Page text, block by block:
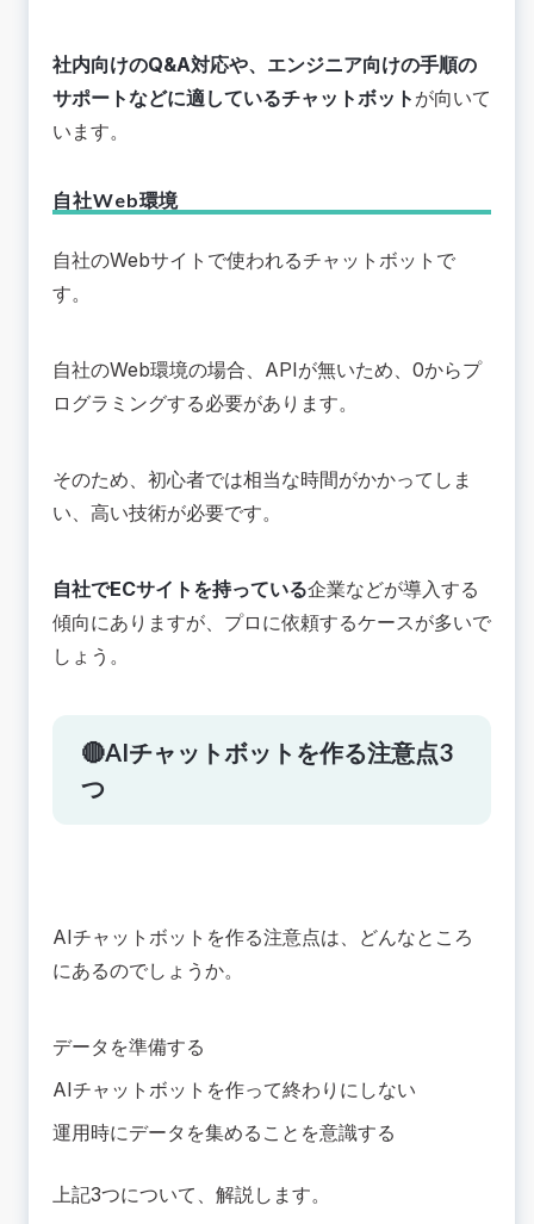
社内向けのQ&A対応や、エンジニア向けの手順の
サポートなどに適しているチャットボット が向いて
います。
自社Web環境
自社のWebサイトで使われるチャットボットで
す。
自社のWeb環境の場合、APIが無いため、0からプ
ログラミングする必要があります。
そのため、初心者では相当な時間がかかってしま
い、高い技術が必要です。
自社でECサイトを持っている企業などが導入する
傾向にありますが、プロに依頼するケースが多いで
しょう。
🔴AIチャットボットを作る注意点3
つ
AIチャットボットを作る注意点は、どんなところ
にあるのでしょうか。
データを準備する
AIチャットボットを作って終わりにしない
運用時にデータを集めることを意識する
上記3つについて、解説します。